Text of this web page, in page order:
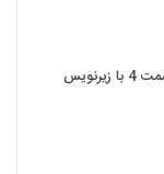
) قسمت بیست
بیست
سریال ردیاب قسمت 4 با زیرنویس